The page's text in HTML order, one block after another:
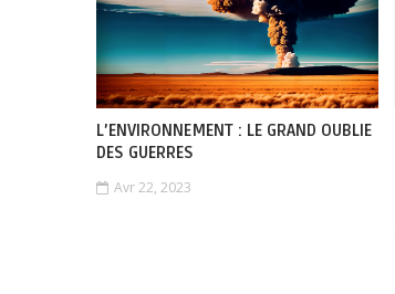
L’ENVIRONNEMENT : LE GRAND OUBLIE
DES GUERRES
Avr 22, 2023